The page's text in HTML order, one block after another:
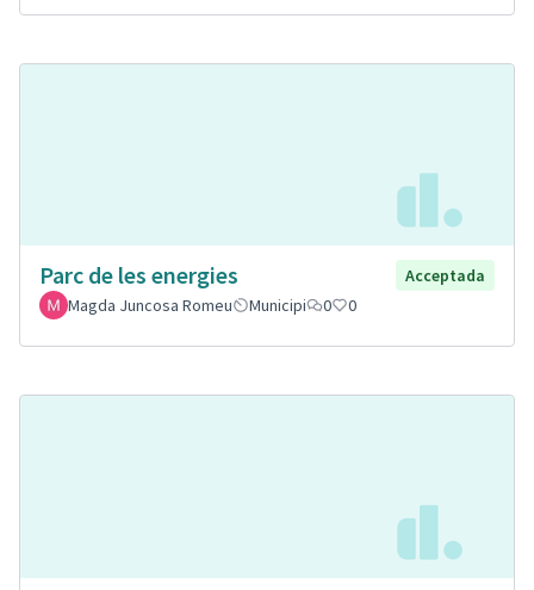
Parc de les energies
Acceptada
Magda Juncosa Romeu
Municipi 0 0